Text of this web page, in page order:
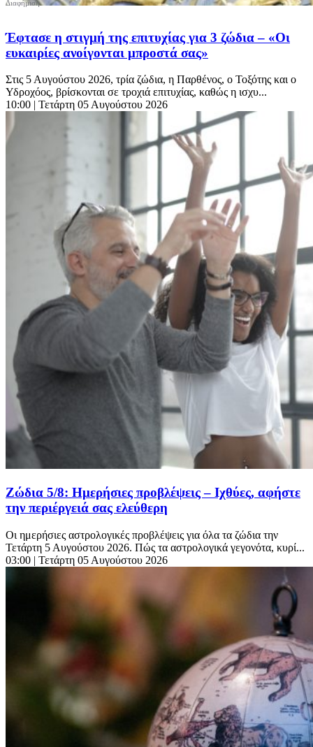
Έφτασε η στιγμή της επιτυχίας για 3 ζώδια – «Οι
ευκαιρίες ανοίγονται μπροστά σας»
Στις 5 Αυγούστου 2026, τρία ζώδια, η Παρθένος, ο Τοξότης και ο
Υδροχόος, βρίσκονται σε τροχιά επιτυχίας, καθώς η ισχυ...
10:00 | Τετάρτη 05 Αυγούστου 2026
Ζώδια 5/8: Ημερήσιες προβλέψεις – Ιχθύες, αφήστε
την περιέργειά σας ελεύθερη
Οι ημερήσιες αστρολογικές προβλέψεις για όλα τα ζώδια την
Τετάρτη 5 Αυγούστου 2026. Πώς τα αστρολογικά γεγονότα, κυρί...
03:00 | Τετάρτη 05 Αυγούστου 2026